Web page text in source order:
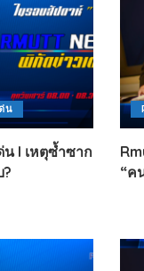
FOLLOW
OVERTECH
มหาวิทยาลัยเ
น
l เหตุซ้ำซาก
“ค